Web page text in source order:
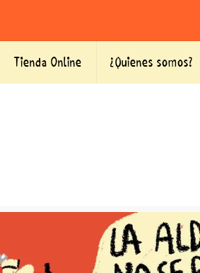
Tienda Online ¿Quienes somos?